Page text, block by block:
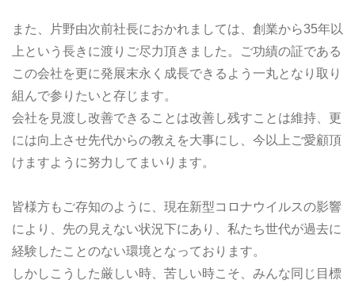
また、片野由次前社長におかれましては、創業から35年以
上という長きに渡りご尽力頂きました。ご功績の証である
この会社を更に発展末永く成長できるよう一丸となり取り
組んで参りたいと存じます。
会社を見渡し改善できることは改善し残すことは維持、更
には向上させ先代からの教えを大事にし、今以上ご愛顧頂
けますように努力してまいります。
皆様方もご存知のように、現在新型コロナウイルスの影響
により、先の見えない状況下にあり、私たち世代が過去に
経験したことのない環境となっております。
しかしこうした厳しい時、苦しい時こそ、みんな同じ目標